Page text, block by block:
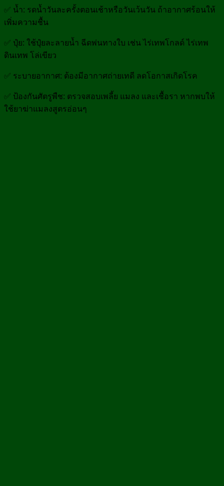
✅ น้ำ: รดน้ำวันละครั้งตอนเช้าหรือวันเว้นวัน ถ้าอากาศร้อนให้
เพิ่มความชื้น
✅ ปุ๋ย: ใช้ปุ๋ยละลายน้ำ ฉีดพ่นทางใบ เช่น ไร่เทพโกลด์ ไร่เทพ
ดินเทพ โล่เขียว
✅ ระบายอากาศ: ต้องมีอากาศถ่ายเทดี ลดโอกาสเกิดโรค
✅ ป้องกันศัตรูพืช: ตรวจสอบเพลี้ย แมลง และเชื้อรา หากพบให้
ใช้ยาฆ่าแมลงสูตรอ่อนๆ